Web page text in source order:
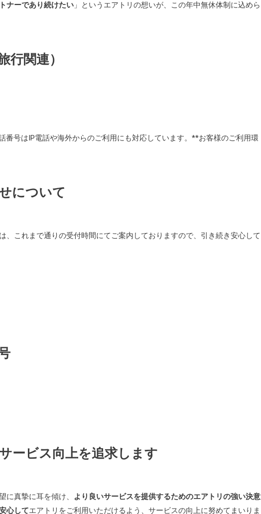
ナーであり続けたい 」というエアトリの想いが、この年中無休体制に込めら
行関連）
号はIP電話や海外からのご利用にも対応しています。**お客様のご利用環
について
、これまで通りの受付時間にてご案内しておりますので、引き続き安心して
ービス向上を追求します
に真摯に耳を傾け、
より良いサービスを提供するためのエアトリの強い決意
心してエアトリをご利用いただけるよう、サービスの向上に努めてまいりま